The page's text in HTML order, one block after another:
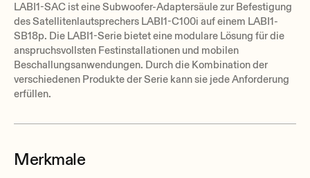
LABI1-SAC ist eine Subwoofer-Adaptersäule zur Befestigung
des Satellitenlautsprechers LABI1-C100i auf einem LABI1-
SB18p. Die LABI1-Serie bietet eine modulare Lösung für die
anspruchsvollsten Festinstallationen und mobilen
Beschallungsanwendungen. Durch die Kombination der
verschiedenen Produkte der Serie kann sie jede Anforderung
erfüllen.
Merkmale